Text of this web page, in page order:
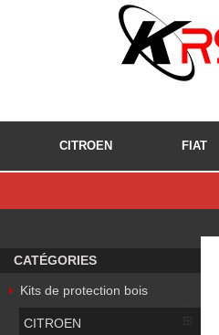
CITROEN FIAT
CATÉGORIES
Kits de protection bois
CITROEN